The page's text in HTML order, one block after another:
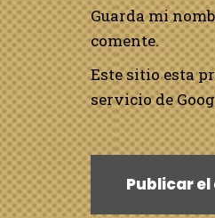
Guarda mi
comente.
Este sitio esta
servicio de